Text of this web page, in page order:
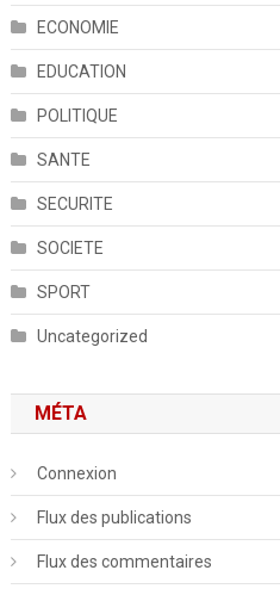
ECONOMIE
EDUCATION
POLITIQUE
SANTE
SECURITE
SOCIETE
SPORT
Uncategorized
MÉTA
Connexion
Flux des publications
Flux des commentaires